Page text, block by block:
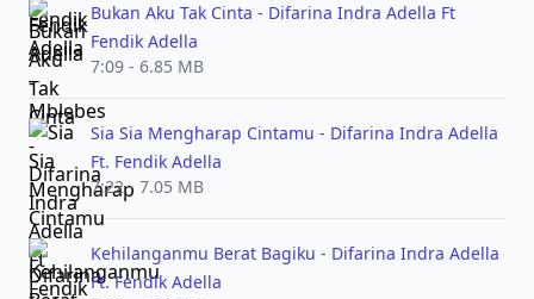
Bukan Aku Tak Cinta - Difarina Indra Adella Ft
Fendik Adella
7:09 - 6.85 MB
Sia Sia Mengharap Cintamu - Difarina Indra Adella
Ft. Fendik Adella
7:22 - 7.05 MB
Kehilanganmu Berat Bagiku - Difarina Indra Adella
Ft. Fendik Adella